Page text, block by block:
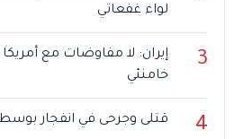
لواء غفعاتي
3
إيران: لا مفاوضات مع
خامنئي
4 قتلى وجرحى في انفجار